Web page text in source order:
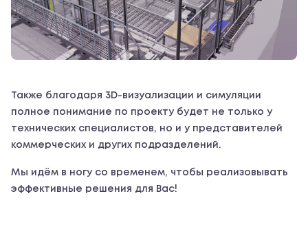
Также благодаря 3D-визуализации и симуляции
полное понимание по проекту будет не только у
технических специалистов, но и у представителей
коммерческих и других подразделений.
Мы идём в ногу со временем, чтобы реализовывать
эффективные решения для Вас!